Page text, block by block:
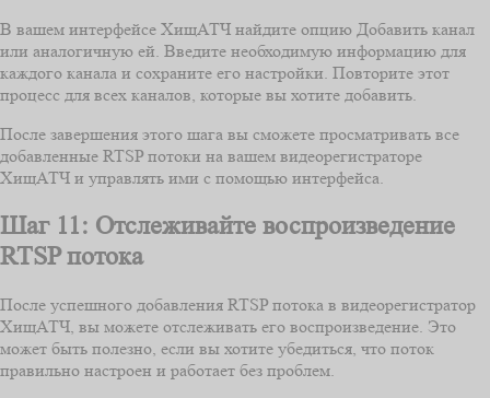
В вашем интерфейсе ХищАТЧ найдите опцию Добавить канал
или аналогичную ей. Введите необходимую информацию для
каждого канала и сохраните его настройки. Повторите этот
процесс для всех каналов, которые вы хотите добавить.
После завершения этого шага вы сможете просматривать все
добавленные RTSP потоки на вашем видеорегистраторе
ХищАТЧ и управлять ими с помощью интерфейса.
Шаг 11: Отслеживайте воспроизведение
RTSP потока
После успешного добавления RTSP потока в видеорегистратор
ХищАТЧ, вы можете отслеживать его воспроизведение. Это
может быть полезно, если вы хотите убедиться, что поток
правильно настроен и работает без проблем.